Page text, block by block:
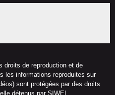
droits de reproduction et de
les informations reproduites sur
sont protégées par des droits
détenus par SIWEL.